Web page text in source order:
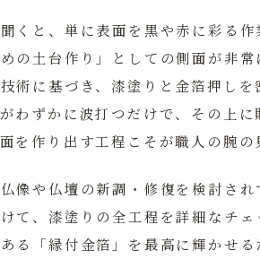
くと、単に表面を黒や赤に彩る
の土台作り」
としての側面が非
術に基づき、漆塗りと金箔押し
わずかに波打つだけで、その上
を作り出す工程こそが職人の腕の
像や仏壇の新調・修復を検討さ
て、漆塗りの全工程を詳細なチ
る「縁付金箔」を最高に輝かせ